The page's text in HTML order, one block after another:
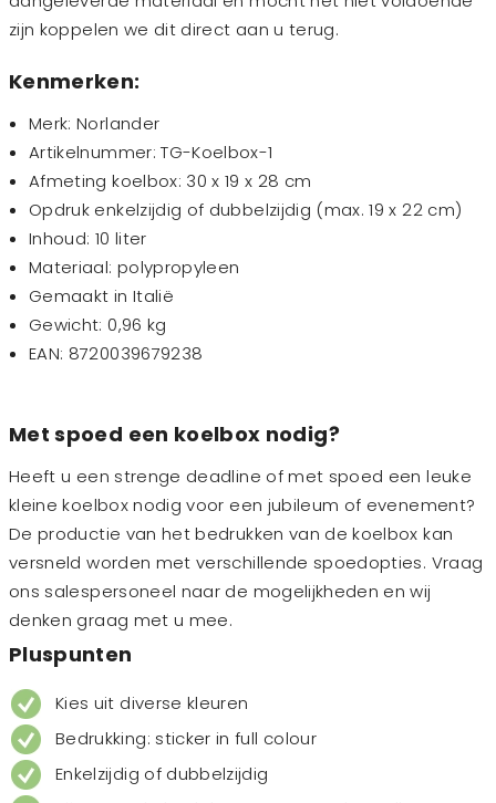
zijn koppelen we dit direct aan u terug.
Kenmerken:
Merk: Norlander
Artikelnummer: TG-Koelbox-1
Afmeting koelbox: 30 x 19 x 28 cm
Opdruk enkelzijdig of dubbelzijdig (max. 19 x 22 cm)
Inhoud: 10 liter
Materiaal: polypropyleen
Gemaakt in Italië
Gewicht: 0,96 kg
EAN: 8720039679238
Met spoed een koelbox nodig?
Heeft u een strenge deadline of met spoed een leuke
kleine koelbox nodig voor een jubileum of evenement?
De productie van het bedrukken van de koelbox kan
versneld worden met verschillende spoedopties. Vraag
ons salespersoneel naar de mogelijkheden en wij
denken graag met u mee.
Pluspunten
Kies uit diverse kleuren
Bedrukking: sticker in full colour
Enkelzijdig of dubbelzijdig